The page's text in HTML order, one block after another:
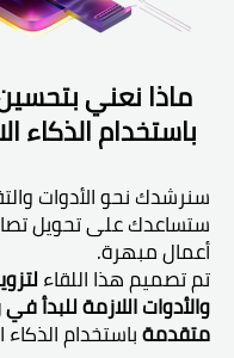
ماذا نعني
باستخدام الذكاء
سنرشدك نحو الأدوات
ستساعدك على تحويل
أعمال مبهرة.
تم تصميم هذا اللقاء
والأدوات اللازمة للبدأ
متقدمةباستخدام